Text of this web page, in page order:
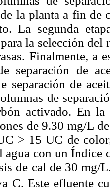
la planta a fin de
La segunda
la selección del
Finalmente, a
separación de
separación de
de
activado. En
de 9.30 mg/L
> 15 UC de
agua con un Índice
de cal de 30 mg/
C. Este efluente